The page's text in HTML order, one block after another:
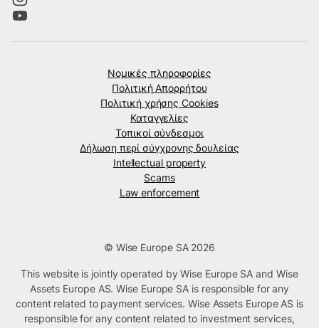
Νομικές πληροφορίες
Πολιτική Απορρήτου
Πολιτική χρήσης Cookies
Καταγγελίες
Τοπικοί σύνδεσμοι
Δήλωση περί σύγχρονης δουλείας
Intellectual property
Scams
Law enforcement
© Wise Europe SA 2026
This website is jointly operated by Wise Europe SA and Wise
Assets Europe AS. Wise Europe SA is responsible for any
content related to payment services. Wise Assets Europe AS is
responsible for any content related to investment services,